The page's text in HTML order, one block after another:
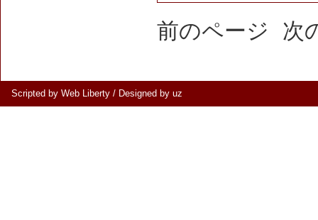
前のページ 次
Scripted by Web Liberty / Designed by uz